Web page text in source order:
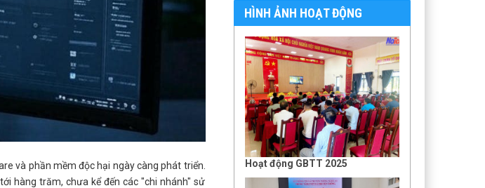
và phần mềm độc hại ngày càng phát triển.
hàng trăm, chưa kể đến các "chi nhánh" sử
HÌNH ẢNH HOẠT ĐỘNG
Hoạt động GBTT 2025